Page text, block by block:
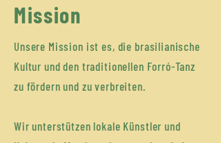
Mission
​Unsere Mission ist es, die brasilianische
Kultur und den traditionellen Forró-Tanz
zu fördern und zu verbreiten.
Wir unterstützen lokale Künstler und